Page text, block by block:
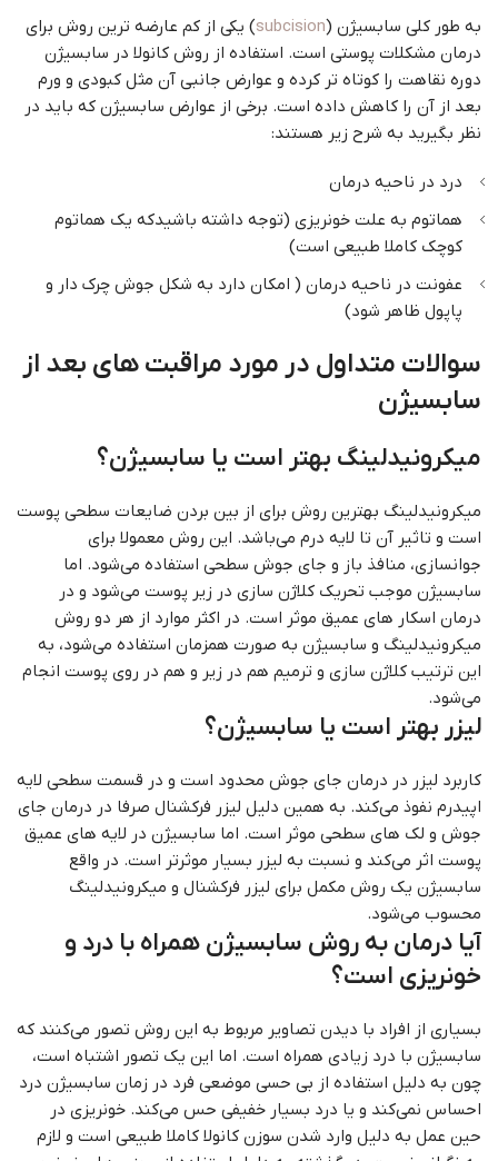
به طور کلی سابسیژن (subcision) یکی از کم عارضه ترین روش برای
درمان مشکلات پوستی است. استفاده از روش کانولا در سابسیژن
دوره نقاهت را کوتاه تر کرده و عوارض جانبی آن مثل کبودی و ورم
بعد از آن را کاهش داده است. برخی از عوارض سابسیژن که باید در
نظر بگیرید به شرح زیر هستند:
درد در ناحیه درمان
هماتوم به علت خونریزی (توجه داشته باشیدکه یک هماتوم
کوچک کاملا طبیعی است)
عفونت در ناحیه درمان ( امکان دارد به شکل جوش چرک دار و
پاپول ظاهر شود)
سوالات متداول در مورد مراقبت های بعد از
سابسیژن
میکرونیدلینگ بهتر است یا سابسیژن؟
میکرونیدلینگ بهترین روش برای از بین بردن ضایعات سطحی پوست
است و تاثیر آن تا لایه درم می‌باشد. این روش معمولا برای
جوانسازی، منافذ باز و جای جوش سطحی استفاده می‌شود. اما
سابسیژن موجب تحریک کلاژن سازی در زیر پوست می‌شود و در
درمان اسکار های عمیق موثر است. در اکثر موارد از هر دو روش
میکرونیدلینگ و سابسیژن به صورت همزمان استفاده می‌شود، به
این ترتیب کلاژن سازی و ترمیم هم در زیر و هم در روی پوست انجام
می‌شود.
لیزر بهتر است یا سابسیژن؟
کاربرد لیزر در درمان جای جوش محدود است و در قسمت سطحی لایه
اپیدرم نفوذ می‌کند. به همین دلیل لیزر فرکشنال صرفا در درمان جای
جوش و لک های سطحی موثر است. اما سابسیژن در لایه های عمیق
پوست اثر می‌کند و نسبت به لیزر بسیار موثرتر است. در واقع
سابسیژن یک روش مکمل برای لیزر فرکشنال و میکرونیدلینگ
محسوب می‌شود.
آیا درمان به روش سابسیژن همراه با درد و
خونریزی است؟
بسیاری از افراد با دیدن تصاویر مربوط به این روش تصور می‌کنند که
سابسیژن با درد زیادی همراه است. اما این یک تصور اشتباه است،
چون به دلیل استفاده از بی حسی موضعی فرد در زمان سابسیژن درد
احساس نمی‌کند و یا درد بسیار خفیفی حس می‌کند. خونریزی در
حین عمل به دلیل وارد شدن سوزن کانولا کاملا طبیعی است و لازم